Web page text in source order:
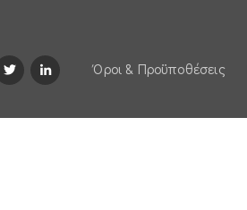
Όροι & Προϋποθέσεις